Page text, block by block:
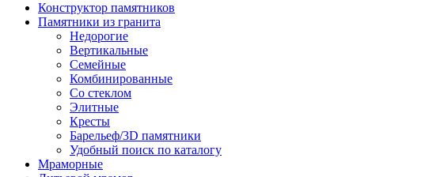
Конструктор памятников
Памятники из гранита
Недорогие
Вертикальные
Семейные
Комбинированные
Со стеклом
Элитные
Кресты
Барельеф/3D памятники
Удобный поиск по каталогу
Мраморные